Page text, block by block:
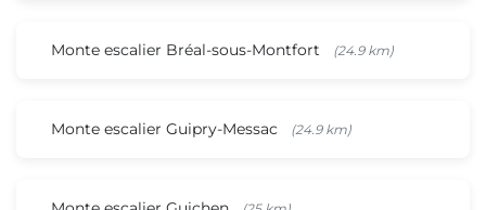
Monte escalier Bréal-sous-Montfort (24.9 km)
Monte escalier Guipry-Messac (24.9 km)